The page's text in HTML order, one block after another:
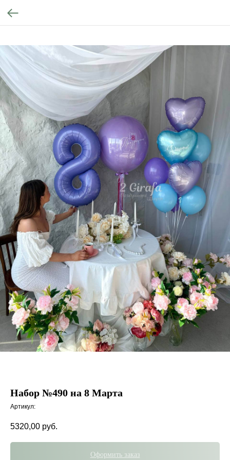
Набор №490 на 8 Марта
Артикул:
5320,00 руб.
Оформить заказ